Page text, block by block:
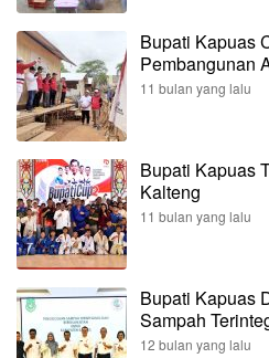
Bupati Kapuas
Pembangunan
11 bulan yang lalu
Bupati Kapuas
Kalteng
11 bulan yang lalu
Bupati Kapuas
Sampah
12 bulan yang lalu